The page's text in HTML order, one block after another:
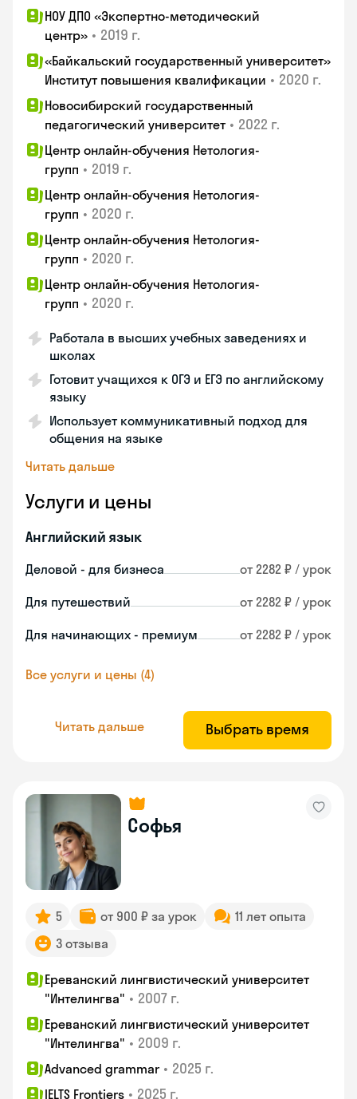
НОУ ДПО «Экспертно-методический
центр» • 2019 г.
«Байкальский государственный университет»
Институт повышения квалификации • 2020 г.
Новосибирский государственный
педагогический университет • 2022 г.
Центр онлайн-обучения Нетология-
групп • 2019 г.
Центр онлайн-обучения Нетология-
групп • 2020 г.
Центр онлайн-обучения Нетология-
групп • 2020 г.
Центр онлайн-обучения Нетология-
групп • 2020 г.
Работала в высших учебных заведениях и
школах
Готовит учащихся к ОГЭ и ЕГЭ по английскому
языку
Использует коммуникативный подход для
общения на языке
Читать дальше
Услуги и цены
Английский язык
Деловой - для бизнеса от 2282 ₽ / урок
Для путешествий от 2282 ₽ / урок
Для начинающих - премиум от 2282 ₽ / урок
Все услуги и цены (4)
Читать дальше Выбрать время
Софья
5 от 900 ₽ за урок
11 лет опыта
3 отзыва
Ереванский лингвистический университет
"Интелингва" • 2007 г.
Ереванский лингвистический университет
"Интелингва" • 2009 г.
Advanced grammar • 2025 г.
IELTS Frontiers • 2025 г.